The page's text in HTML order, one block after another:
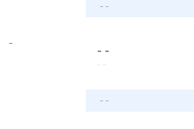
- -
-
- -
- -
- -